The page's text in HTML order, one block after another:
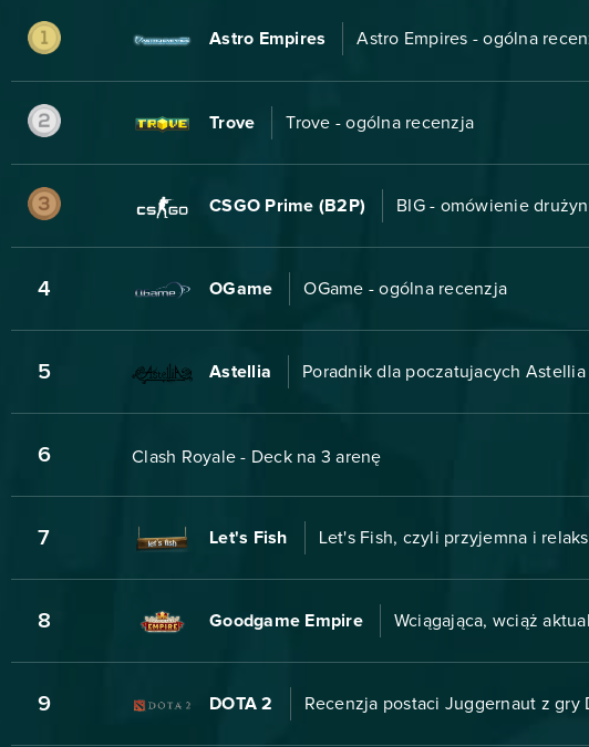
Astro Empires Astro Empires - ogólna
Trove Trove - ogólna recenzja
CSGO Prime (B2P) BIG - omówienie
4 OGame OGame - ogólna recenzja
5 Astellia Poradnik dla poczatujacych Astellia
6 Clash Royale - Deck na 3 arenę
7 Let's Fish Let's Fish, czyli przyjemna i
8 Goodgame Empire Wciągająca, wciąż
9 DOTA 2 Recenzja postaci Juggernaut z gry